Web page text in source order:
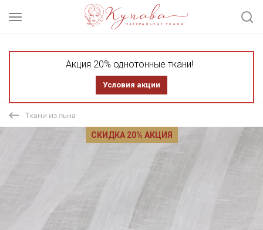
Акция 20% однотонные ткани!
Условия акции
Ткани из льна
СКИДКА 20% АКЦИЯ